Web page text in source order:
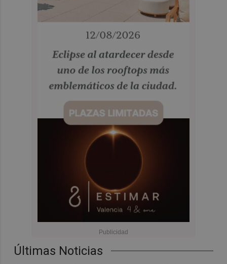
Últimas Noticias